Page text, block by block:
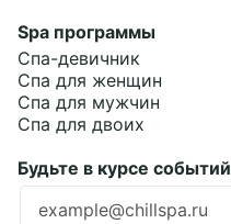
Spa программы
Спа-девичник
Спа для женщин
Спа для мужчин
Спа для двоих
Будьте в курсе событий